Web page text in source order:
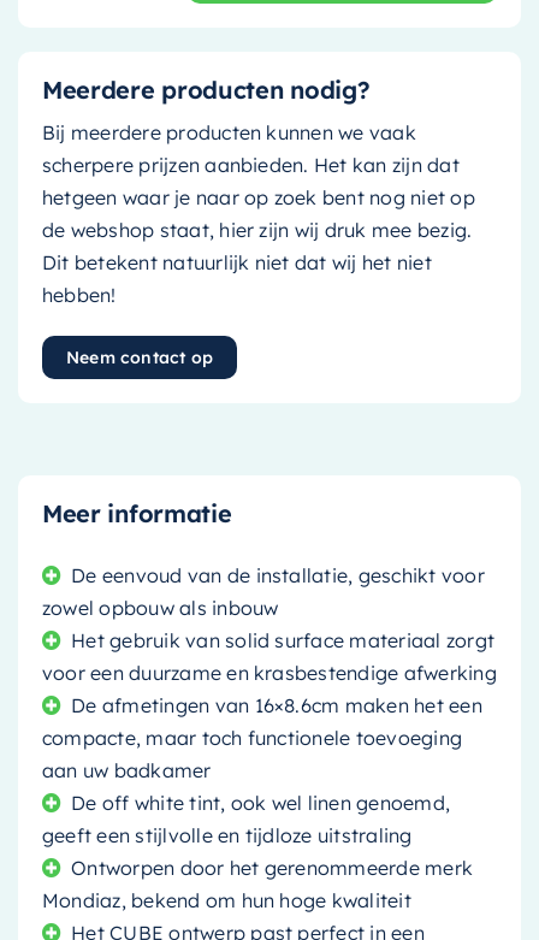
Meerdere producten nodig?
Bij meerdere producten kunnen we vaak
scherpere prijzen aanbieden. Het kan zijn dat
hetgeen waar je naar op zoek bent nog niet op
de webshop staat, hier zijn wij druk mee bezig.
Dit betekent natuurlijk niet dat wij het niet
hebben!
Neem contact op
Meer informatie
De eenvoud van de installatie, geschikt voor
zowel opbouw als inbouw
Het gebruik van solid surface materiaal zorgt
voor een duurzame en krasbestendige afwerking
De afmetingen van 16×8.6cm maken het een
compacte, maar toch functionele toevoeging
aan uw badkamer
De off white tint, ook wel linen genoemd,
geeft een stijlvolle en tijdloze uitstraling
Ontworpen door het gerenommeerde merk
Mondiaz, bekend om hun hoge kwaliteit
Het CUBE ontwerp past perfect in een